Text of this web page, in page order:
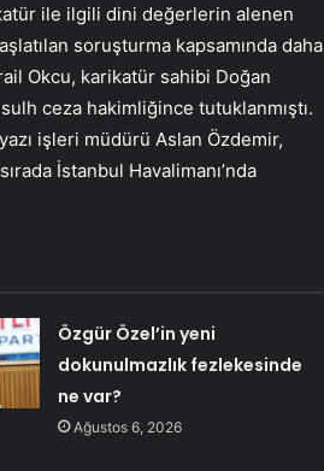
ile ilgili dini değerlerin alenen
soruşturma kapsamında daha
Okcu, karikatür sahibi Doğan
ceza hakimliğince tutuklanmıştı.
işleri müdürü Aslan Özdemir,
İstanbul Havalimanı’nda
Özgür Özel’in yeni
dokunulmazlık fezlekesinde
ne var?
Ağustos 6, 2026